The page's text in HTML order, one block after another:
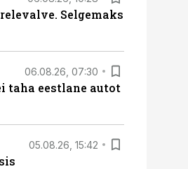
Selgemaks
06.08.26, 07:30
taha eestlane autot
05.08.26, 15:42